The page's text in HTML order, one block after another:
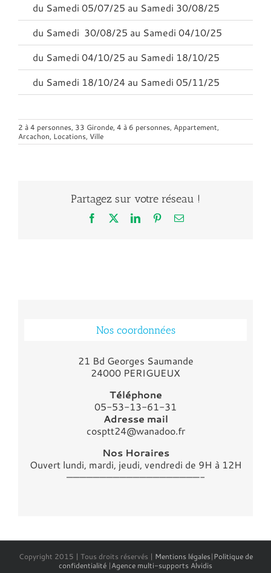
du Samedi 05/07/25 au Samedi 30/08/25
du Samedi 30/08/25 au Samedi 04/10/25
du Samedi 04/10/25 au Samedi 18/10/25
du Samedi 18/10/24 au Samedi 05/11/25
2 à 4 personnes, 33 Gironde, 4 à 6 personnes, Appartement,
Arcachon, Locations, Ville
Partagez sur votre réseau !
Facebook LinkedInPinterestEmail
Nos coordonnées
21 Bd Georges Saumande
24000 PERIGUEUX
Téléphone
05-53-13-61-31
Adresse mail
cosptt24@wanadoo.fr
Nos Horaires
Ouvert lundi, mardi, jeudi, vendredi de 9H à 12H
————————————————————-
Copyright 2015 | Tous droits réservés | Mentions légales|Politique de
confidentialité |Agence multi-supports Alvidis